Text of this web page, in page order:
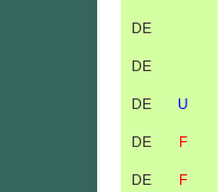
DE
DE
DE U
DE F
DE F